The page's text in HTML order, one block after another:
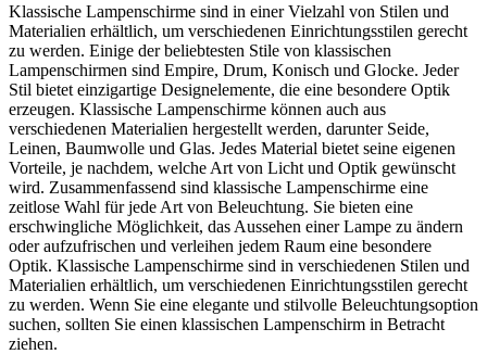
Klassische Lampenschirme sind in einer Vielzahl von Stilen und
Materialien erhältlich, um verschiedenen Einrichtungsstilen gerecht
zu werden. Einige der beliebtesten Stile von klassischen
Lampenschirmen sind Empire, Drum, Konisch und Glocke. Jeder
Stil bietet einzigartige Designelemente, die eine besondere Optik
erzeugen. Klassische Lampenschirme können auch aus
verschiedenen Materialien hergestellt werden, darunter Seide,
Leinen, Baumwolle und Glas. Jedes Material bietet seine eigenen
Vorteile, je nachdem, welche Art von Licht und Optik gewünscht
wird. Zusammenfassend sind klassische Lampenschirme eine
zeitlose Wahl für jede Art von Beleuchtung. Sie bieten eine
erschwingliche Möglichkeit, das Aussehen einer Lampe zu ändern
oder aufzufrischen und verleihen jedem Raum eine besondere
Optik. Klassische Lampenschirme sind in verschiedenen Stilen und
Materialien erhältlich, um verschiedenen Einrichtungsstilen gerecht
zu werden. Wenn Sie eine elegante und stilvolle Beleuchtungsoption
suchen, sollten Sie einen klassischen Lampenschirm in Betracht
ziehen.